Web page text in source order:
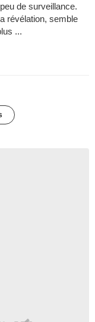
de surveillance.
révélation, semble
...